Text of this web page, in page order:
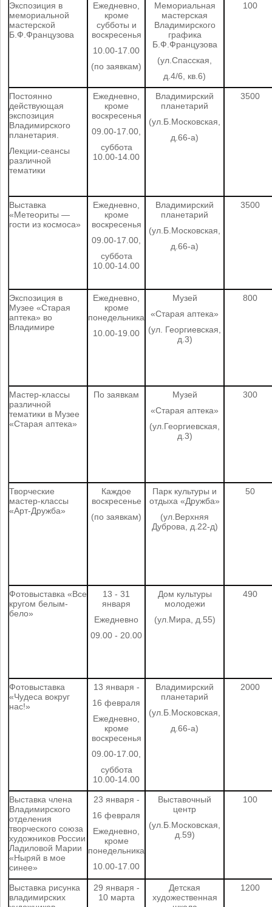
Экспозиция в
мемориальной
мастерской
Б.Ф.Французова
Ежедневно,
кроме
субботы и
воскресенья
10.00-17.00
(по заявкам)
Мемориальная
мастерская
Владимирского
графика
Б.Ф.Французова
(ул.Спасская,
д.4/6, кв.6)
100
Постоянно
действующая
экспозиция
Владимирского
планетария.
Лекции-сеансы
различной
тематики
Ежедневно,
кроме
воскресенья
09.00-17.00,
суббота
10.00-14.00
Владимирский
планетарий
(ул.Б.Московская,
д.66-а)
3500
Выставка
«Метеориты —
гости из космоса»
Ежедневно,
кроме
воскресенья
09.00-17.00,
суббота
10.00-14.00
Владимирский
планетарий
(ул.Б.Московская,
д.66-а)
3500
Экспозиция в
Музее «Старая
аптека» во
Владимире
Ежедневно,
кроме
понедельника
10.00-19.00
Музей
«Старая аптека»
(ул. Георгиевская,
д.3)
800
Мастер-классы
различной
тематики в Музее
«Старая аптека»
По заявкам
Музей
«Старая аптека»
(ул.Георгиевская,
д.3)
300
Творческие
мастер-классы
«Арт-Дружба»
Каждое
воскресенье
(по заявкам)
Парк культуры и
отдыха «Дружба»
(ул.Верхняя
Дуброва, д.22-д)
50
Фотовыставка «Все
кругом белым-
бело»
13 - 31
января
Ежедневно
09.00 - 20.00
Дом культуры
молодежи
(ул.Мира, д.55)
490
Фотовыставка
«Чудеса вокруг
нас!»
13 января -
16 февраля
Ежедневно,
кроме
воскресенья
09.00-17.00,
суббота
10.00-14.00
Владимирский
планетарий
(ул.Б.Московская,
д.66-а)
2000
Выставка члена
Владимирского
отделения
творческого союза
художников России
Ладиловой Марии
«Ныряй в мое
синее»
23 января -
16 февраля
Ежедневно,
кроме
понедельника
10.00-17.00
Выставочный
центр
(ул.Б.Московская,
д.59)
100
Выставка рисунка
владимирских
29 января -
10 марта
Детская
художественная
1200